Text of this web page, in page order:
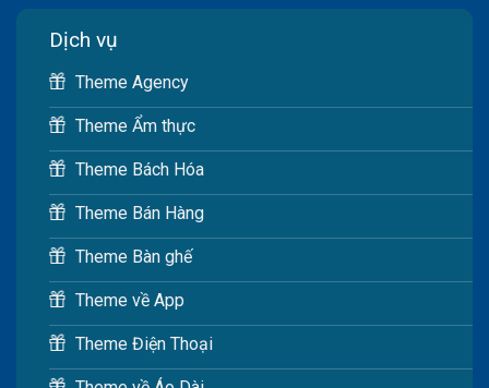
Dịch vụ
Theme Agency
Theme Ẩm thực
Theme Bách Hóa
Theme Bán Hàng
Theme Bàn ghế
Theme về App
Theme Điện Thoại